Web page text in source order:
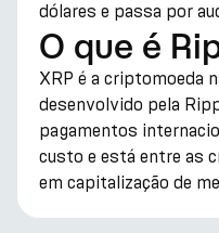
dólares e passa por
O que é
XRP é a criptomoeda
desenvolvido pela
pagamentos
custo e está entre as
em capitalização de